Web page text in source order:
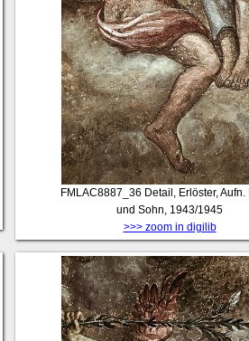
FMLAC8887_36 Detail, Erlöster,
und Sohn, 1943/1945
>>> zoom in digilib